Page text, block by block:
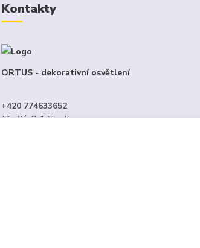
Kontakty
ORTUS - dekorativní osvětlení
+420 774633652
(Po-Pá, 9-17 hod.)